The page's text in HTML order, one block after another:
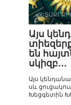
Այս
են
սկիզբ․․․
Այս
սև
Խեցգետին